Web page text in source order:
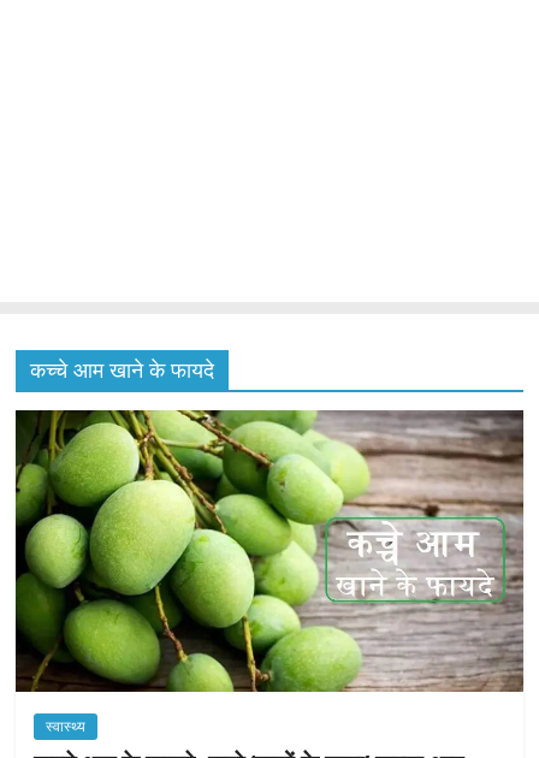
कच्चे आम खाने के फायदे
स्वास्थ्य